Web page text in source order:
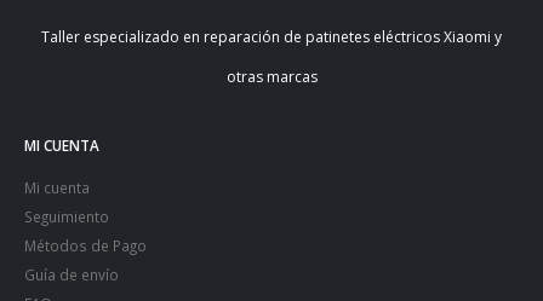
Taller especializado en reparación de patinetes eléctricos Xiaomi y
otras marcas
MI CUENTA
Mi cuenta
Seguimiento
Métodos de Pago
Guía de envío